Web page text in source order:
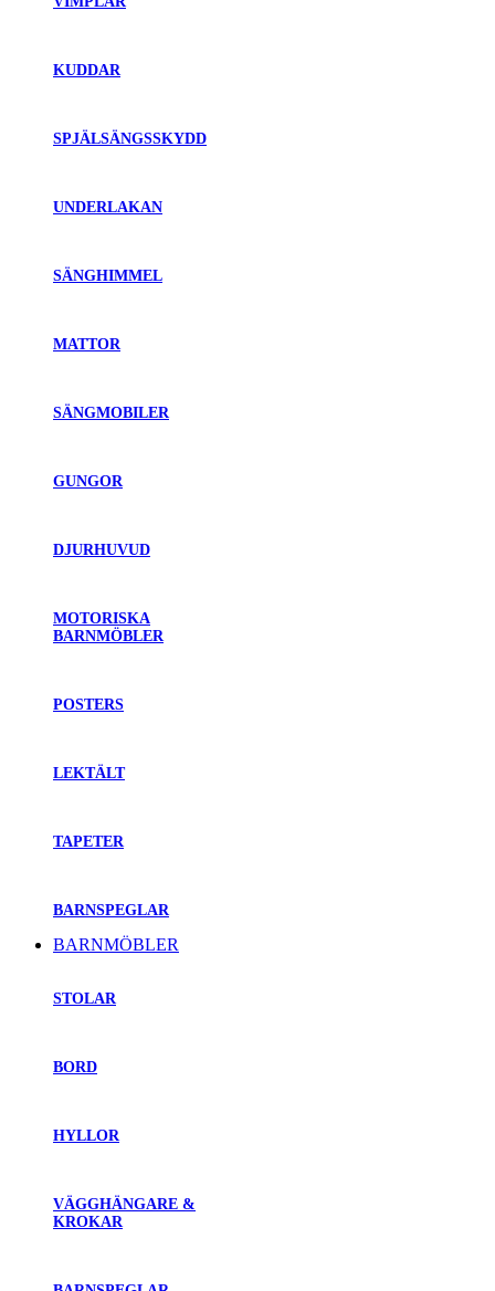
KUDDAR
SPJÄLSÄNGSSKYDD
UNDERLAKAN
SÄNGHIMMEL
MATTOR
SÄNGMOBILER
GUNGOR
DJURHUVUD
MOTORISKA
BARNMÖBLER
POSTERS
LEKTÄLT
TAPETER
BARNSPEGLAR
BARNMÖBLER
STOLAR
BORD
HYLLOR
VÄGGHÄNGARE &
KROKAR